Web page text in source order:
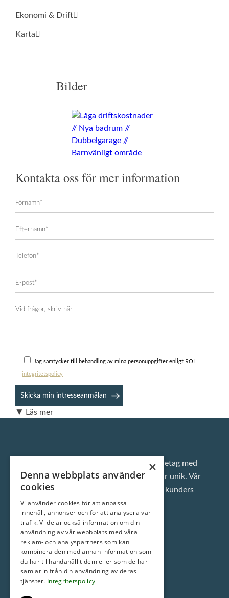
Ekonomi & Drift
Karta
Bilder
Kontakta oss för mer information
Jag samtycker till behandling av mina personuppgifter enligt ROI
integritetspolicy
▼ Läs mer
Vi är ett klassiskt fastighetsmäklarföretag med
inställningen att varje enskild bostad är unik. Vår
ambition är att alltid överträffa våra kunders
förväntningar.
Snabblänkar
ROI Fastighetsmäkleri AB
Torngatan 44E
×
Denna webbplats använder
cookies
Vi använder cookies för att anpassa
innehåll, annonser och för att analysera vår
trafik. Vi delar också information om din
användning av vår webbplats med våra
reklam- och analyspartners som kan
kombinera den med annan information som
du har tillhandahållit dem eller som de har
samlat in från din användning av deras
tjänster. Integritetspolicy